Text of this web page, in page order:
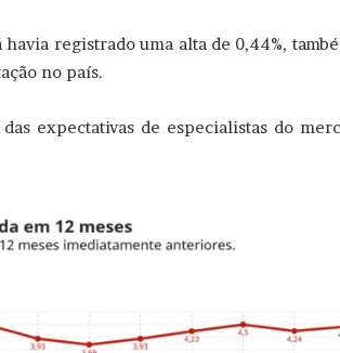
registrado uma alta de 0,44%,
no país.
expectativas de especialistas do